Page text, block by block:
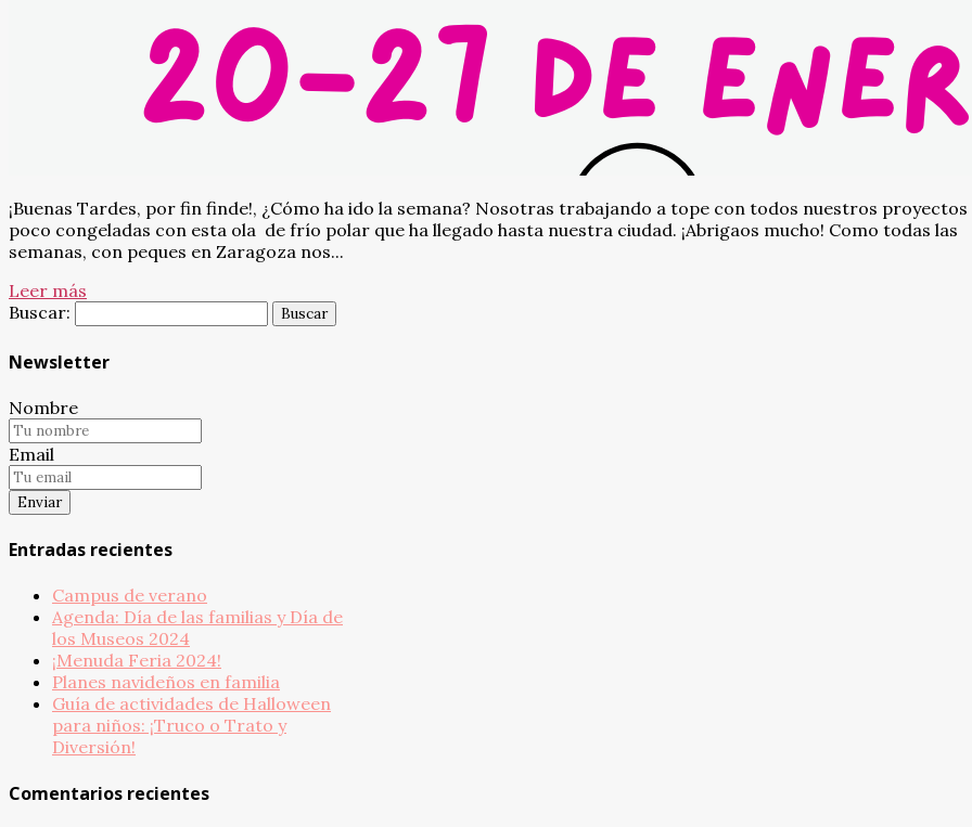
¡Buenas Tardes, por fin finde!, ¿Cómo ha ido la semana? Nosotras trabajando a tope con todos nuestros proyectos
poco congeladas con esta ola de frío polar que ha llegado hasta nuestra ciudad. ¡Abrigaos mucho! Como todas las
semanas, con peques en Zaragoza nos...
Leer más
Buscar:
Newsletter
Nombre
Email
Entradas recientes
Campus de verano
Agenda: Día de las familias y Día de
los Museos 2024
¡Menuda Feria 2024!
Planes navideños en familia
Guía de actividades de Halloween
para niños: ¡Truco o Trato y
Diversión!
Comentarios recientes